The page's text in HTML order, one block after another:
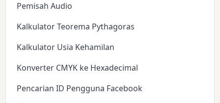
Pemisah Audio
Kalkulator Teorema Pythagoras
Kalkulator Usia Kehamilan
Konverter CMYK ke Hexadecimal
Pencarian ID Pengguna Facebook